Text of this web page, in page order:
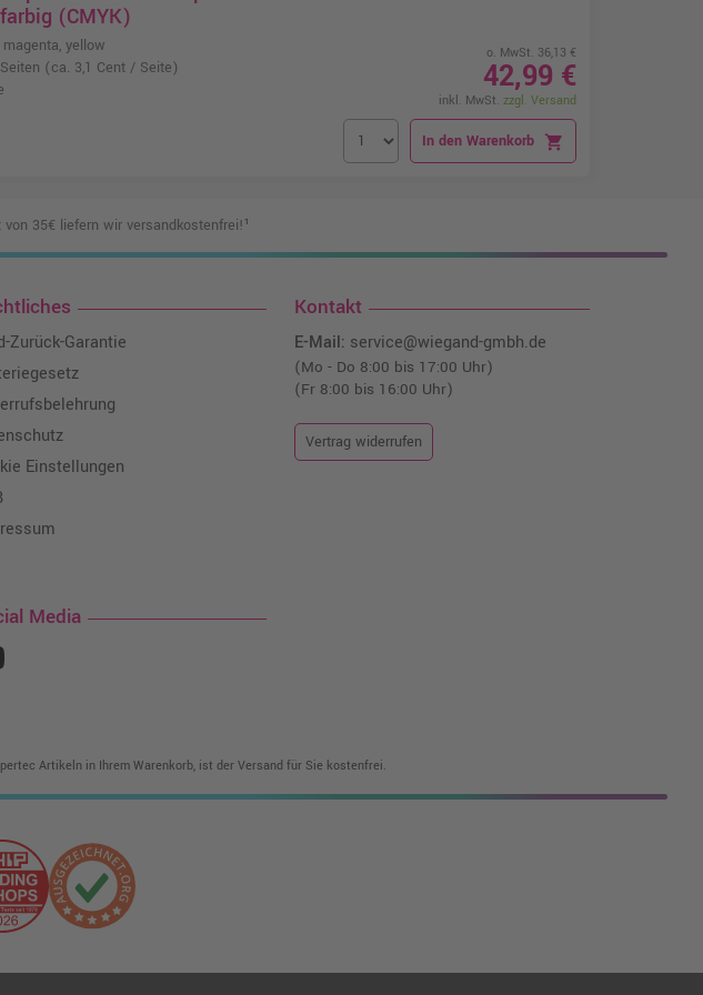
(CMYK)
yellow
(ca. 3,1 Cent / Seite)
o. MwSt. 36,13 €
42,99 €
inkl. MwSt. zzgl. Versand
In den Warenkorb shopping_cart
35€ liefern wir versandkostenfrei!¹
Zurück-Garantie
Einstellungen
Kontakt
E-Mail: service@wiegand-gmbh.de
(Mo - Do 8:00 bis 17:00 Uhr)
(Fr 8:00 bis 16:00 Uhr)
Vertrag widerrufen
Media
Artikeln in Ihrem Warenkorb, ist der Versand für Sie kostenfrei.